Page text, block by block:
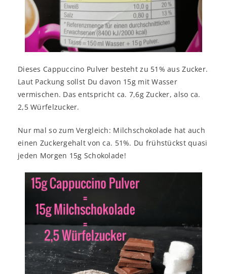
Dieses Cappuccino Pulver besteht zu 51% aus Zucker.
Laut Packung sollst Du davon 15g mit Wasser
vermischen. Das entspricht ca. 7,6g Zucker, also ca.
2,5 Würfelzucker.
Nur mal so zum Vergleich: Milchschokolade hat auch
einen Zuckergehalt von ca. 51%. Du frühstückst quasi
jeden Morgen 15g Schokolade!